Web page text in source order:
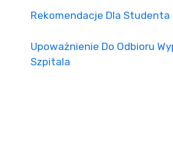
Rekomendacje Dla Studenta
Upoważnienie Do Odbioru
Szpitala